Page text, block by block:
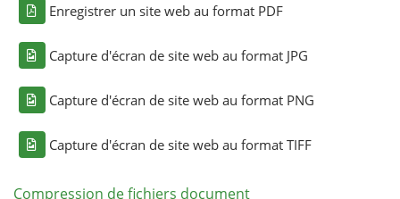
Enregistrer un site web au format PDF
Capture d'écran de site web au format JPG
Capture d'écran de site web au format PNG
Capture d'écran de site web au format TIFF
Compression de fichiers document